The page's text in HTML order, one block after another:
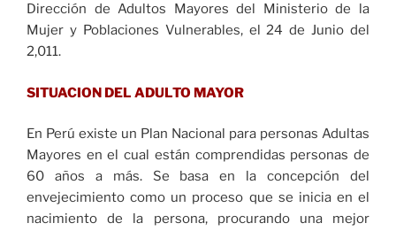
Dirección de Adultos Mayores del Ministerio de la
Mujer y Poblaciones Vulnerables, el 24 de Junio del
2,011.
SITUACION DEL ADULTO MAYOR
En Perú existe un Plan Nacional para personas Adultas
Mayores en el cual están comprendidas personas de
60 años a más. Se basa en la concepción del
envejecimiento como un proceso que se inicia en el
nacimiento de la persona, procurando una mejor